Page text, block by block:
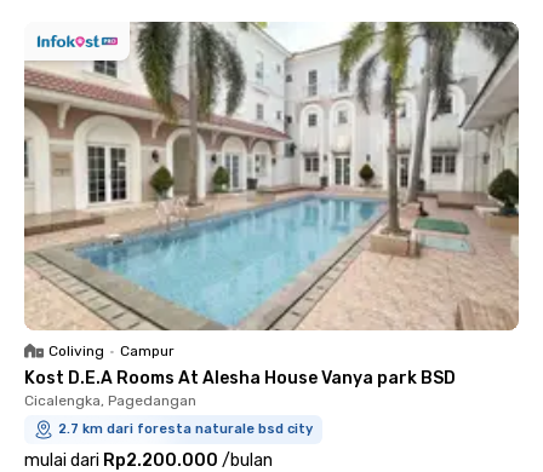
Coliving • Campur
Kost D.E.A Rooms At Alesha House Vanya park BSD
Cicalengka, Pagedangan
2.7 km dari foresta naturale bsd city
mulai dari Rp2.200.000 /bulan